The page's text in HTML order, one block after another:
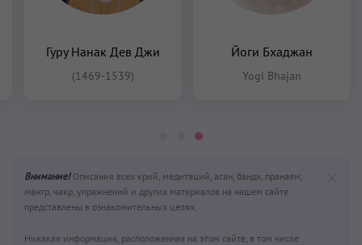
Йоги Бхаджан
Yogi Bhajan
Sat Kirin Kaur Khalsa
Нью-эйдж
Внимание!Описания всех крий, медитаций, асан, бандх, пранаям,
мантр, чакр, упражнений и других материалов на нашем сайте
представлены в ознакомительных целях.
Никакая информация, расположенная на этом сайте, в том числе